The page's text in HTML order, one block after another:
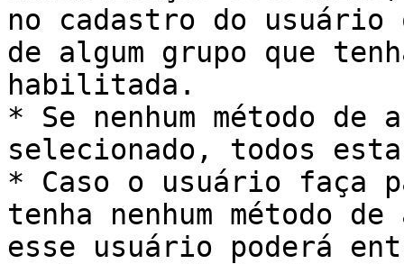
no cadastro do
de algum grupo que
habilitada.
* Se nenhum método
selecionado, todos
* Caso o usuário faça
tenha nenhum método
esse usuário poderá